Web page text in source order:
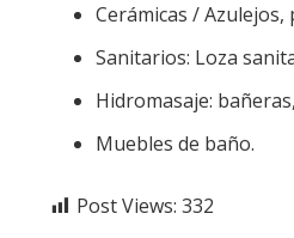
Cerámicas /
Sanitarios: Loza
Hidromasaje:
Muebles de baño.
Post Views: 332